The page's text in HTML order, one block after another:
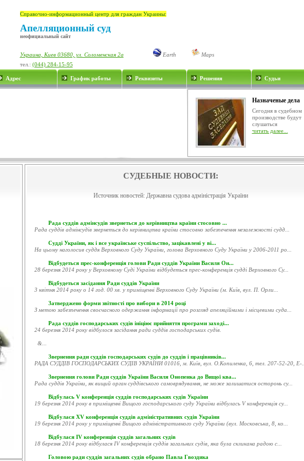
Справочно-информационный центр для граждан Украины:
Апелляционный суд
неофициальный сайт
Украина, Киев 03680, ул. Соломенская 2а Earth
Maps
тел.: (044) 284-15-95
Адрес График работы Реквизиты Решения Судьи
Назначеные дела
Сегодня в судебном
производстве будут
слушаться
читать далее...
СУДЕБНЫЕ НОВОСТИ:
Источник новостей: Державна судова адміністрація України
Рада суддів адмінсудів звернеться до керівництва країни стосовно ...
Рада суддів адмінсудів звернеться до керівництва країни стосовно забезпечення незалежності судд...
Судді України, як і все українське суспільство, зацікавлені у ві...
На цьому наголосив суддя Верховного Суду України, голова Верховного Суду України у 2006-2011 ро...
Відбудеться прес-конференція голови Ради суддів України Василя Он...
28 березня 2014 року у Верховному Суді України відбудеться прес-конференція судді Верховного Су...
Відбудеться засідання Ради суддів України
3 квітня 2014 року о 14 год. 00 хв. у приміщенні Верховного Суду України (м. Київ, вул. П. Орли...
Затверджено форми звітності про вибори в 2014 році
З метою забезпечення своєчасного одержання інформації про розгляд апеляційними і місцевими суда...
Рада суддів господарських судів ініціює прийняття програми заході...
24 березня 2014 року відбулося засідання ради суддів господарських судів.
&...
Звернення ради суддів господарських судів до суддів і працівників...
РАДА СУДДІВ ГОСПОДАРСЬКИХ СУДІВ УКРАЇНИ 01016, м. Київ, вул. О.Копиленка, 6, тел. 207-52-20, E-...
Звернення голови Ради суддів України Василя Онопенка до Вищої ква...
Рада суддів України, як вищий орган суддівського самоврядування, не може залишатися осторонь су...
Відбулась V конференція суддів господарських судів України
19 березня 2014 року в приміщенні Вищого господарського суду України відбулась V конференція су...
Відбулася XV конференція суддів адміністративних судів України
19 березня 2014 року у приміщенні Вищого адміністративного суду України (вул. Московська, 8, ко...
Відбулася ІV конференція суддів загальних судів
18 березня 2014 року відбулася ІV конференція суддів загальних судів, яка була скликана радою с...
Головою ради суддів загальних судів обрано Павла Гвоздика